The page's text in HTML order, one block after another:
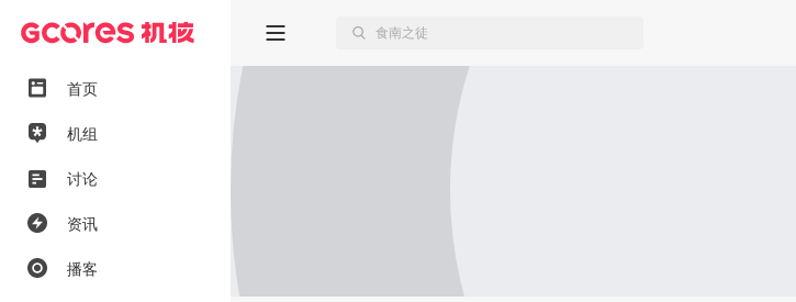
首页
机组
讨论
资讯
播客